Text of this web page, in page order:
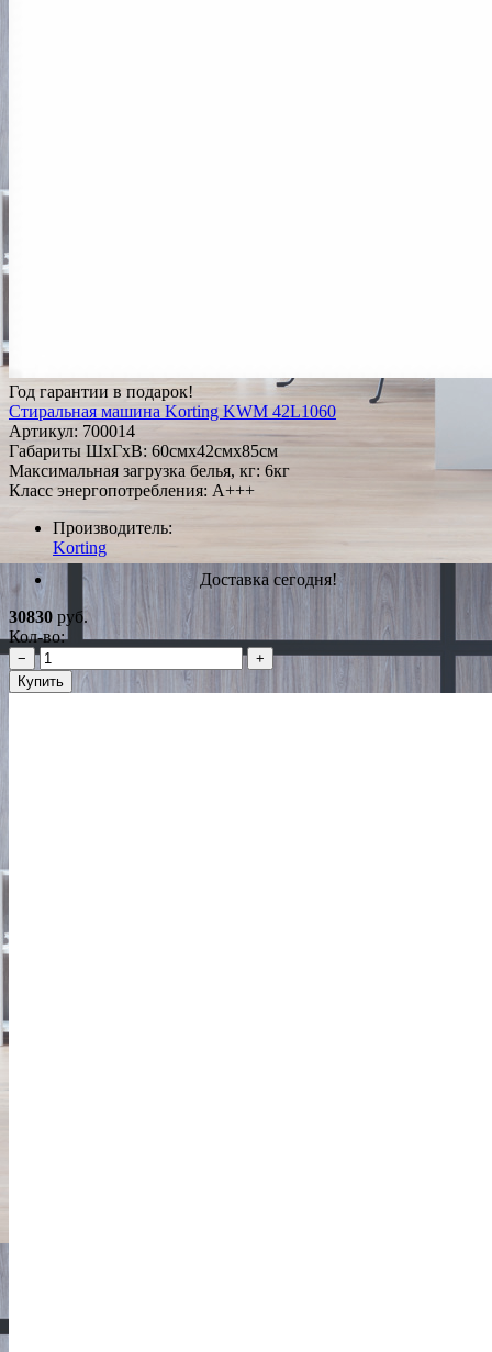
Год гарантии в подарок!
Стиральная машина Korting KWM 42L1060
Артикул: 700014
Габариты ШxГxВ: 60смx42смx85см
Максимальная загрузка белья, кг: 6кг
Класс энергопотребления: A+++
Производитель:
Korting
Доставка сегодня!
30830 руб.
Кол-во:
−
+
Купить